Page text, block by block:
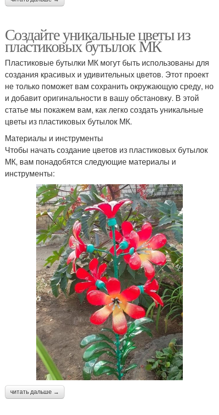
Создайте уникальные цветы из
пластиковых бутылок МК
Пластиковые бутылки МК могут быть использованы для
создания красивых и удивительных цветов. Этот проект
не только поможет вам сохранить окружающую среду, но
и добавит оригинальности в вашу обстановку. В этой
статье мы покажем вам, как легко создать уникальные
цветы из пластиковых бутылок МК.
Материалы и инструменты
Чтобы начать создание цветов из пластиковых бутылок
МК, вам понадобятся следующие материалы и
инструменты:
читать дальше →